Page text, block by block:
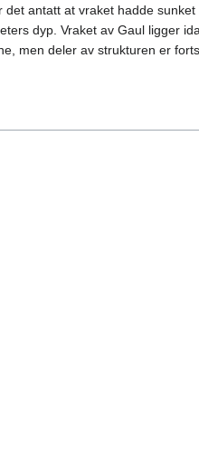
antatt at vraket hadde
dyp. Vraket av Gaul ligger
men deler av strukturen er